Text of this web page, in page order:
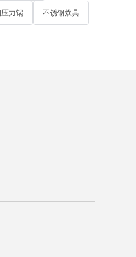
力锅 不锈钢炊具